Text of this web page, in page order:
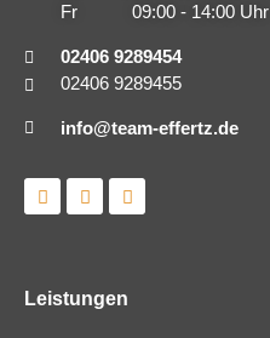
Fr 09:00 - 14:00 Uhr
02406 9289454
02406 9289455
info@team-effertz.de
L
i
n
i
n
I
n
s
r
a
F
a
c
o
k
Leistungen